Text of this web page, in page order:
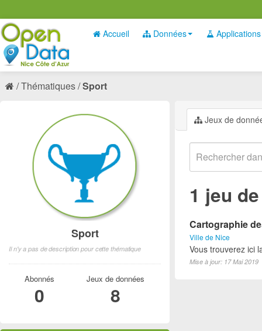
Accueil Données Applications
Thématiques Sport
Jeux de
1 jeu
Cartographie
Ville de Nice
Vous trouverez ici
Mise à jour: 17 Mai 2019
Sport
Il n'y a pas de description pour cette thématique
Abonnés
0
Jeux de données
8